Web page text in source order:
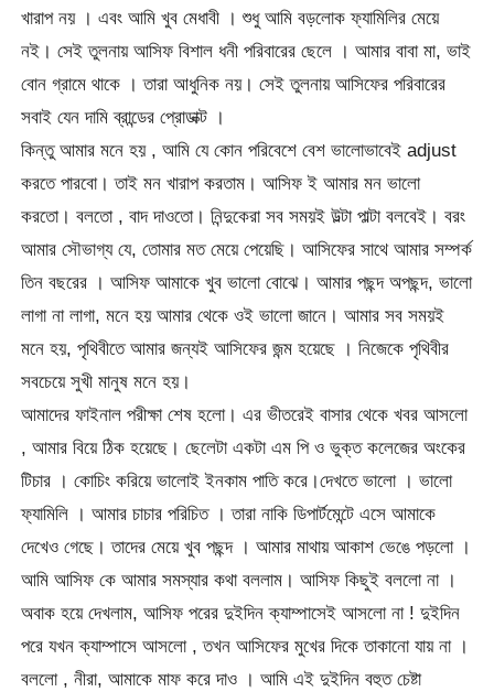
খারাপ নয় । এবং আমি খুব মেধাবী । শুধু আমি বড়লোক ফ্যামিলির মেয়ে
নই। সেই তুলনায় আসিফ বিশাল ধনী পরিবারের ছেলে । আমার বাবা মা, ভাই
বোন গ্রামে থাকে । তারা আধুনিক নয়। সেই তুলনায় আসিফের পরিবারের
সবাই যেন দামি ব্রান্ডের প্রোডাক্ট ।
কিন্তু আমার মনে হয় , আমি যে কোন পরিবেশে বেশ ভালোভাবেই adjust
করতে পারবো। তাই মন খারাপ করতাম। আসিফ ই আমার মন ভালো
করতো। বলতো , বাদ দাওতো। নিন্দুকেরা সব সময়ই উল্টা পাল্টা বলবেই। বরং
আমার সৌভাগ্য যে, তোমার মত মেয়ে পেয়েছি। আসিফের সাথে আমার সম্পর্ক
তিন বছরের । আসিফ আমাকে খুব ভালো বোঝে। আমার পছন্দ অপছন্দ, ভালো
লাগা না লাগা, মনে হয় আমার থেকে ওই ভালো জানে। আমার সব সময়ই
মনে হয়, পৃথিবীতে আমার জন্যই আসিফের জন্ম হয়েছে । নিজেকে পৃথিবীর
সবচেয়ে সুখী মানুষ মনে হয়।
আমাদের ফাইনাল পরীক্ষা শেষ হলো। এর ভীতরেই বাসার থেকে খবর আসলো
, আমার বিয়ে ঠিক হয়েছে। ছেলেটা একটা এম পি ও ভুক্ত কলেজের অংকের
টিচার । কোচিং করিয়ে ভালোই ইনকাম পাতি করে।দেখতে ভালো । ভালো
ফ্যামিলি । আমার চাচার পরিচিত । তারা নাকি ডিপার্টমেন্টে এসে আমাকে
দেখেও গেছে। তাদের মেয়ে খুব পছন্দ । আমার মাথায় আকাশ ভেঙে পড়লো ।
আমি আসিফ কে আমার সমস্যার কথা বললাম। আসিফ কিছুই বললো না ।
অবাক হয়ে দেখলাম, আসিফ পরের দুইদিন ক্যাম্পাসেই আসলো না ! দুইদিন
পরে যখন ক্যাম্পাসে আসলো , তখন আসিফের মুখের দিকে তাকানো যায় না ।
বললো , নীরা, আমাকে মাফ করে দাও । আমি এই দুইদিন বহুত চেষ্টা